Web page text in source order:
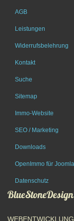
AGB
Leistungen
Widerrufsbelehrung
Kontakt
Suche
Sitemap
Immo-Website
SEO / Marketing
Downloads
OpenImmo für Joomla
Datenschutz
BlueStoneDesign